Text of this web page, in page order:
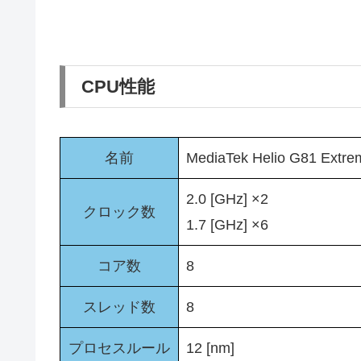
CPU性能
名前 MediaTek Helio G81
クロック数
2.0 [GHz] ×2
1.7 [GHz] ×6
コア数 8
スレッド数 8
プロセスルール 12 [nm]